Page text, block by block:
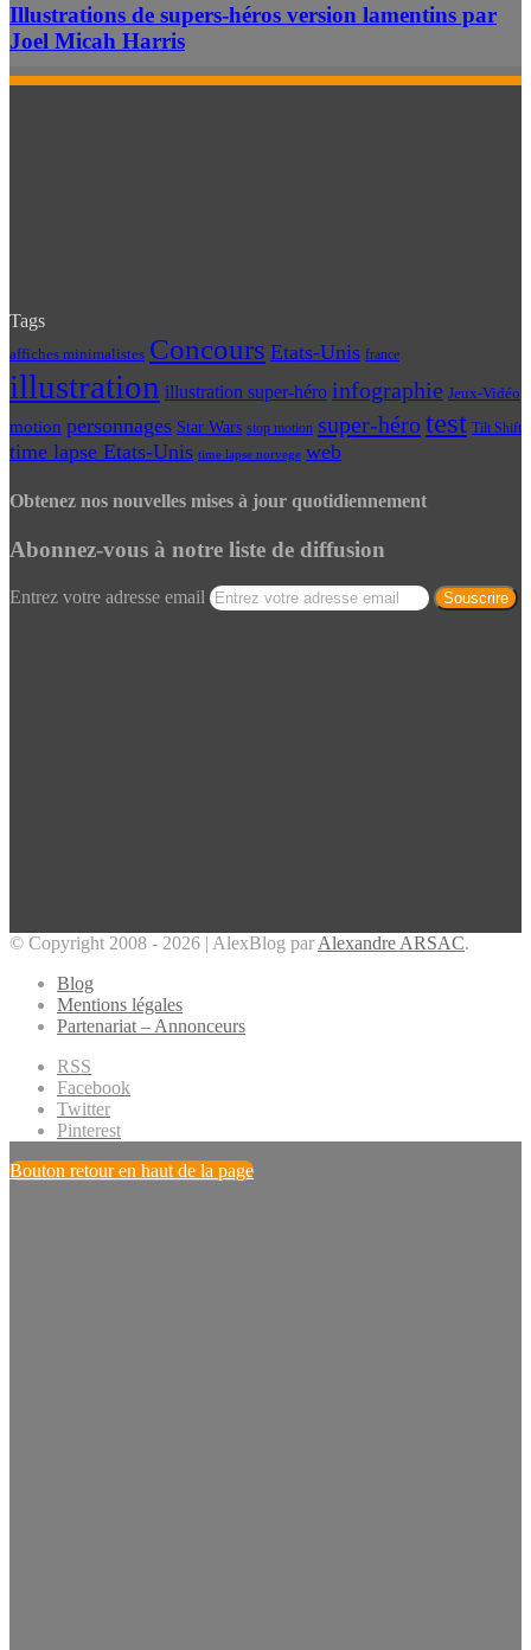
Illustrations de supers-héros version lamentins par
Joel Micah Harris
Tags
affiches minimalistes Concours Etats-Unis france
illustration illustration super-héro infographie Jeux-Vidéo
motion personnages Star Wars stop motion super-hérotest Tilt Shift
time lapse Etats-Unis time lapse norvege web
Obtenez nos nouvelles mises à jour quotidiennement
Abonnez-vous à notre liste de diffusion
Entrez votre adresse email
© Copyright 2008 - 2026 | AlexBlog par Alexandre ARSAC.
Blog
Mentions légales
Partenariat – Annonceurs
RSS
Facebook
Twitter
Pinterest
Bouton retour en haut de la page